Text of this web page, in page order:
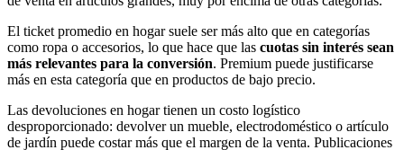
El ticket promedio en hogar suele ser más alto que en categorías
como ropa o accesorios, lo que hace que las cuotas sin interés sean
más relevantes para la conversión. Premium puede justificarse
más en esta categoría que en productos de bajo precio.
Las devoluciones en hogar tienen un costo logístico
desproporcionado: devolver un mueble, electrodoméstico o artículo
de jardín puede costar más que el margen de la venta. Publicaciones